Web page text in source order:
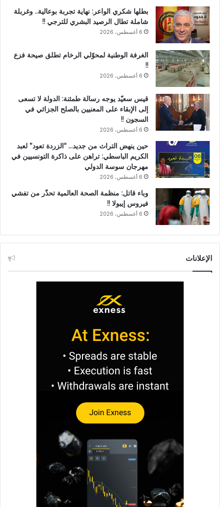
بطلها شكري الواعر: نهاية تجربة بوعالية.. وغربلة
شاملة تطال الرصيد البشري للترجي !!
6 أغسطس، 2026
الغرفة الوطنية لمحوّلي الرخام تطلق صيحة فزع
!!
6 أغسطس، 2026
قيس سعيّد يوجه رسالة طمئنة: الدولة لا تسعى
إلى الإبقاء على المعنيين بالصلح الجزائي في
السجون !!
6 أغسطس، 2026
حين ينهض التراث من جديد… “الزردة تعود” لعبد
الكريم الباسطي: تراهن على ذاكرة التونسيين في
مهرجان سوسة الدولي
6 أغسطس، 2026
وباء قاتل: منظمة الصحة العالمية تحذّر من تفشي
فيروس إيبولا !!
6 أغسطس، 2026
الإعلانات